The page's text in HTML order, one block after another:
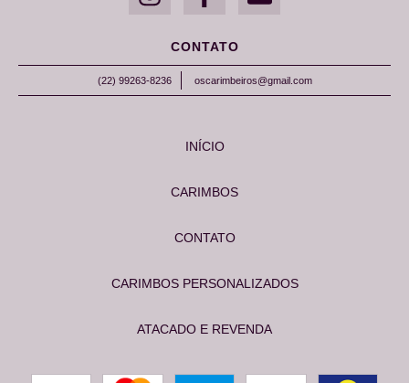
CONTATO
(22) 99263-8236 oscarimbeiros@gmail.com
INÍCIO
CARIMBOS
CONTATO
CARIMBOS PERSONALIZADOS
ATACADO E REVENDA